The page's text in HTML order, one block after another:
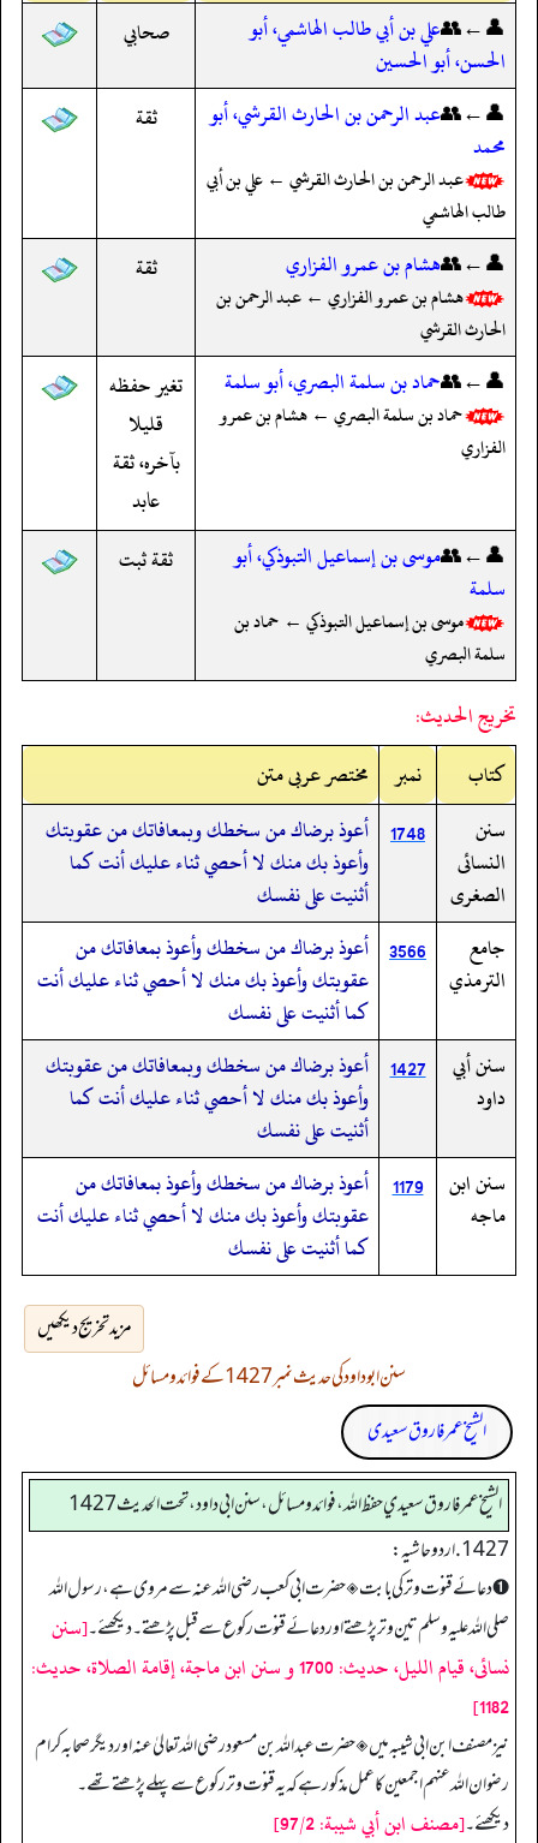
👤←👥علي بن أبي طالب الهاشمي، أبو
الحسن، أبو الحسين
صحابي
👤←👥عبد الرحمن بن الحارث القرشي، أبو
محمد
عبد الرحمن بن الحارث القرشي ← علي بن أبي
طالب الهاشمي
ثقة
👤←👥هشام بن عمرو الفزاري
هشام بن عمرو الفزاري ← عبد الرحمن بن
الحارث القرشي
ثقة
👤←👥حماد بن سلمة البصري، أبو سلمة
حماد بن سلمة البصري ← هشام بن عمرو
الفزاري
تغير حفظه
قليلا
بآخره، ثقة
عابد
👤←👥موسى بن إسماعيل التبوذكي، أبو
سلمة
موسى بن إسماعيل التبوذكي ← حماد بن
سلمة البصري
ثقة ثبت
تخريج الحديث:
کتاب
نمبر
مختصر عربی متن
سنن
النسائى
الصغرى
1748 أعوذ برضاك من سخطك وبمعافاتك من عقوبتك
وأعوذ بك منك لا أحصي ثناء عليك أنت كما
أثنيت على نفسك
جامع
الترمذي
3566 أعوذ برضاك من سخطك وأعوذ بمعافاتك من
عقوبتك وأعوذ بك منك لا أحصي ثناء عليك أنت
كما أثنيت على نفسك
سنن أبي
داود
1427 أعوذ برضاك من سخطك وبمعافاتك من عقوبتك
وأعوذ بك منك لا أحصي ثناء عليك أنت كما
أثنيت على نفسك
سنن ابن
ماجه
1179
أعوذ برضاك من سخطك وأعوذ بمعافاتك من
عقوبتك وأعوذ بك منك لا أحصي ثناء عليك أنت
كما أثنيت على نفسك
مزید تخریج دیکھیں
سنن ابوداود کی حدیث نمبر 1427 کے فوائد و مسائل
الشیخ عمر فاروق سعیدی
الشيخ عمر فاروق سعيدي حفظ الله، فوائد و مسائل، سنن ابي داود، تحت الحديث 1427
1427. اردو حاشیہ:
➊ دعائے قنوت وتر کی بابت ◈ حضرت ابی کعب رضی اللہ عنہ سے مروی ہے، رسول اللہ
صلی اللہ علیہ وسلم تین وتر پڑھتے اور دعائے قنوت رکوع سے قبل پڑھتے۔ دیکھئے۔[سنن
نسائی، قیام اللیل، حدیث: 1700 و سنن ابن ماجة، إقامة الصلاة، حدیث:
1182]
نیز مصنف ابن ابی شیبہ میں ◈ حضرت عبد اللہ بن مسعود رضی اللہ تعالیٰ عنہ اور دیگر صحابہ کرام
رضوان اللہ عنہم اجمعین کا عمل مذکور ہے کہ یہ قنوت وتر رکوع سے پہلے پڑھتے تھے۔
دیکھئے۔[مصنف ابن أبي شیبة: 97/2]